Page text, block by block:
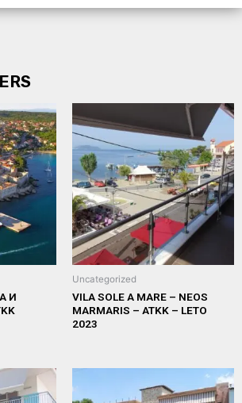
И
Uncategorized
VILA SOLE A MARE – NEOS
MARMARIS – ATKK – LETO
2023